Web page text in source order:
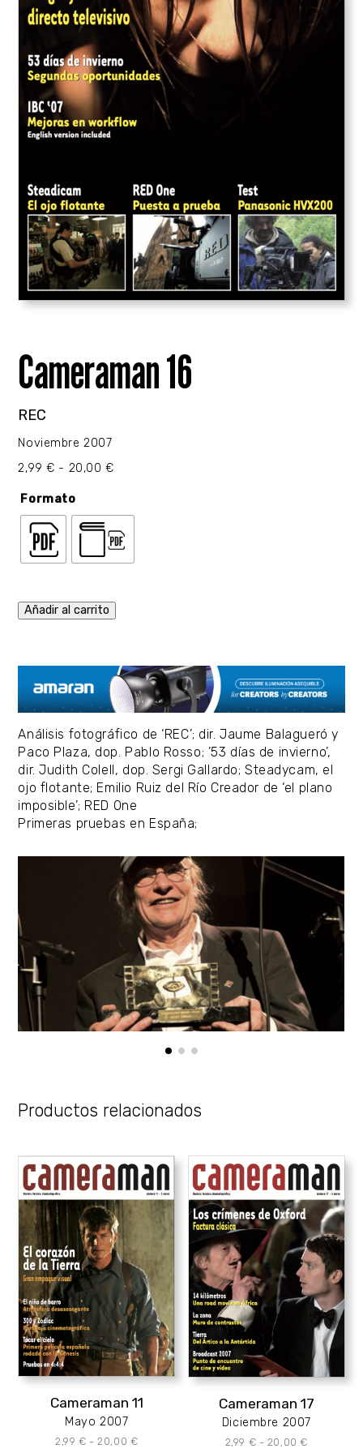
Cameraman 16
REC
Noviembre 2007
2,99€ - 20,00€Rango
hasta
Formato
Añadir al carrito
Análisis fotográfico de ‘REC’; dir. Jaume Balagueró y
Paco Plaza, dop. Pablo Rosso; ’53 días de invierno’,
dir. Judith Colell, dop. Sergi Gallardo; Steadycam, el
ojo flotante; Emilio Ruiz del Río Creador de ‘el plano
imposible’; RED One
Primeras pruebas en España;
Productos relacionados
Cameraman 11
Mayo 2007
2,99 € - 20,00 €Rango
Cameraman 17
Diciembre 2007
2,99 € - 20,00€Rango